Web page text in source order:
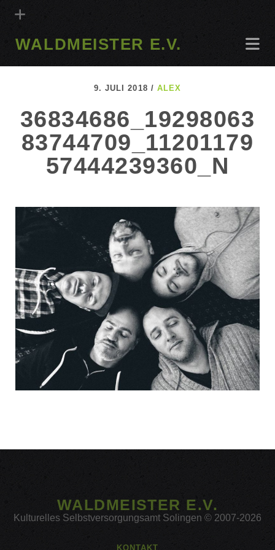
WALDMEISTER E.V.
9. JULI 2018 / ALEX
36834686_19298063
83744709_11201179
57444239360_N
WALDMEISTER E.V.
Kulturelles Selbstversorgungsamt Solingen © 2007-2026
KONTAKT